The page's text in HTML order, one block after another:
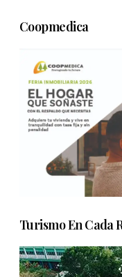
Coopmedica
Turismo En Cada